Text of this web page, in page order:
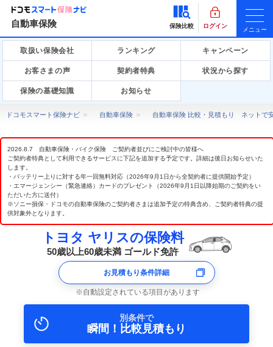
自動車保険 保険比較 ログイン
メニュー
取扱い保険会社 ランキング キャンペーン
お客さまの声 契約者特典 状況から探す
保険の基礎知識 お知らせ
ドコモスマート保険ナビ 自動車保険 自動車保険 比較・見積もり ネットで
2026.8.7 自動車保険・バイク保険 ご契約者並びにご検討中の皆様へ
ご契約者特典として利用できるサービスに下記を追加する予定です。詳細は後日お知らせいた
します。
・バッテリー上りに対する年一回無料対応（2026年9月1日から全契約者に提供開始予定）
・エマージェンシー（緊急連絡）カードのプレゼント（2026年9月1日以降始期のご契約をい
ただいた方に送付）
※ソニー損保・ドコモの自動車保険のご契約者さまは追加予定の特典含め、ご契約者特典の提
供対象外となります。
トヨタ ヤリスの保険料
50歳以上60歳未満 ゴールド免許
お見積もり条件詳細
自動設定されている項目があります
別条件で
瞬間！比較見積もり